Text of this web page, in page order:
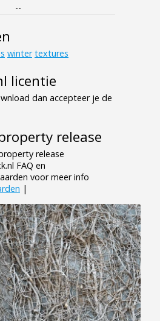
--
winter textures
licentie
dan accepteer je de
release
release
FAQ en
voor meer info
|